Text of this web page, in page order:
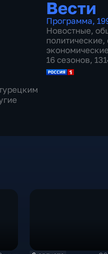
Вести
Программа,
Новостные,
политические,
экономические
16 сезонов,